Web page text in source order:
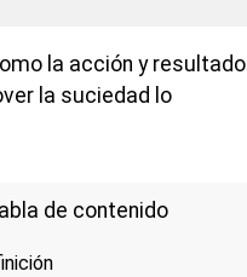
la acción y resultado
la suciedad lo
de contenido